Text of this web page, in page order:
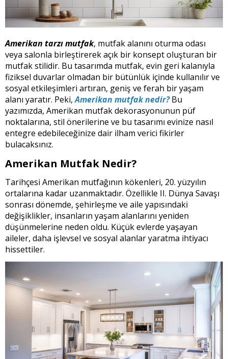
Amerikan tarzı mutfak, mutfak alanını oturma odası
veya salonla birleştirerek açık bir konsept oluşturan bir
mutfak stilidir. Bu tasarımda mutfak, evin geri kalanıyla
fiziksel duvarlar olmadan bir bütünlük içinde kullanılır ve
sosyal etkileşimleri artıran, geniş ve ferah bir yaşam
alanı yaratır. Peki,Amerikan mutfak nedir? Bu
yazımızda, Amerikan mutfak dekorasyonunun püf
noktalarına, stil önerilerine ve bu tasarımı evinize nasıl
entegre edebileceğinize dair ilham verici fikirler
bulacaksınız.
Amerikan Mutfak Nedir?
Tarihçesi Amerikan mutfağının kökenleri, 20. yüzyılın
ortalarına kadar uzanmaktadır. Özellikle II. Dünya Savaşı
sonrası dönemde, şehirleşme ve aile yapısındaki
değişiklikler, insanların yaşam alanlarını yeniden
düşünmelerine neden oldu. Küçük evlerde yaşayan
aileler, daha işlevsel ve sosyal alanlar yaratma ihtiyacı
hissettiler.